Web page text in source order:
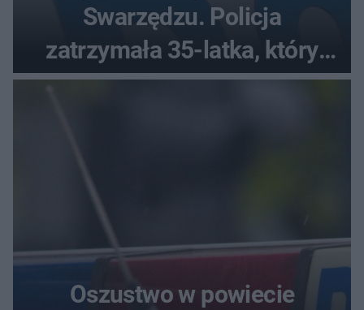
Swarzędzu. Policja
zatrzymała 35-latka, który
zgłosił ładunek w swoim
Oszustwo w powiecie